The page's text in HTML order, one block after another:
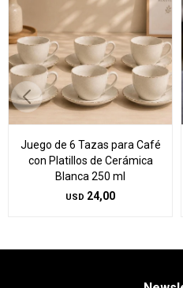
Juego de 6 Tazas para Café
con Platillos de Cerámica
Blanca 250 ml
USD 24,00